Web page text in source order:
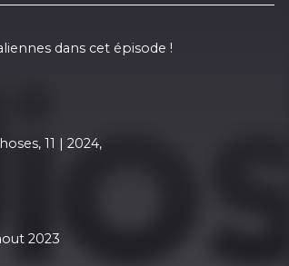
dans cet épisode !
11 | 2024,
2023